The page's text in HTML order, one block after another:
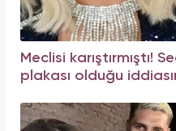
Meclisi karıştırmıştı!
plakası olduğu